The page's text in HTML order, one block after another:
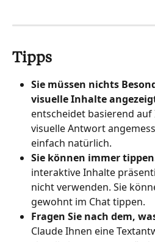
Tipps
Sie müssen nichts
visuelle Inhalte
entscheidet basierend
visuelle Antwort
einfach natürlich.
Sie können immer
interaktive Inhalte
nicht verwenden. Sie
gewohnt im Chat tippen.
Fragen Sie nach dem,
Claude Ihnen eine